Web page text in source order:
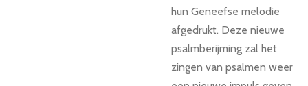
hun Geneefse melodie
afgedrukt. Deze nieuwe
psalmberijming zal het
zingen van psalmen weer